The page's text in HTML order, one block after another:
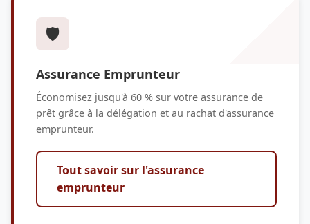
🛡️
Assurance Emprunteur
Économisez jusqu'à 60 % sur votre assurance de
prêt grâce à la délégation et au rachat d'assurance
emprunteur.
Tout savoir sur l'assurance
emprunteur